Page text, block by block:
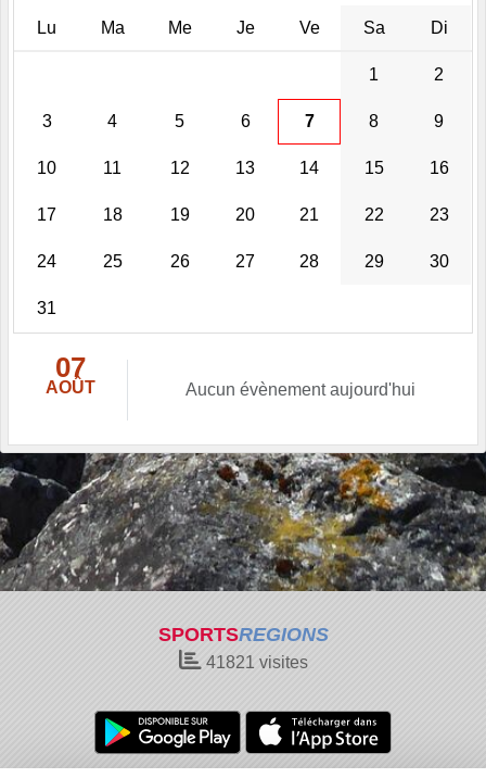
Lu Ma Me Je Ve Sa Di
1 2
3 4 5 6 7 8 9
10 11 12 13 14 15 16
17 18 19 20 21 22 23
24 25 26 27 28 29 30
31
07
AOÛT Aucun évènement aujourd'hui
SPORTSREGIONS
41821 visites